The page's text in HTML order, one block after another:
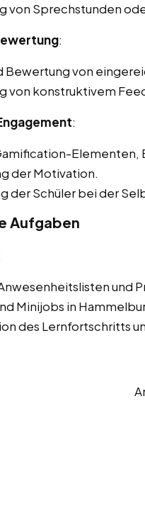
von Sprechstunden
:
Bewertung von
von konstruktivem
:
der Motivation.
der Schüler bei der
Aufgaben
und
Minijobs in
des Lernfortschritts